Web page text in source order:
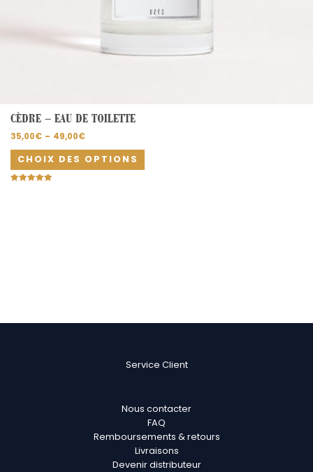
CÈDRE – EAU DE TOILETTE
35,00€ – 49,00€
CHOIX DES OPTIONS
Service Client
Nous contacter
FAQ
Remboursements & retours
Livraisons
Devenir distributeur